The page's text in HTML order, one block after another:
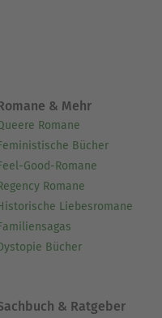
& Mehr
Romane
Bücher
Good-Romane
Romane
Liebesromane
Bücher
& Ratgeber